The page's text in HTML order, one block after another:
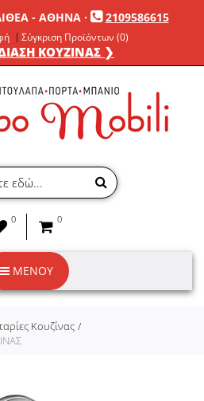
- ΑΘΗΝΑ· 2109586615
Σύγκριση Προϊόντων (0)
ΚΟΥΖΙΝΑΣ ❯
0 0
ΜΕΝΟΥ
Κουζίνας